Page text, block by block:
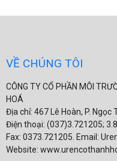
VỀ CHÚNG TÔI
CÔNG TY CỔ PHẦN MÔI
HOÁ
Địa chỉ: 467 Lê Hoàn, P. Ngọc
Điện thoại: (037)3.721205;
Fax: 0373.721205. Email:
Website: